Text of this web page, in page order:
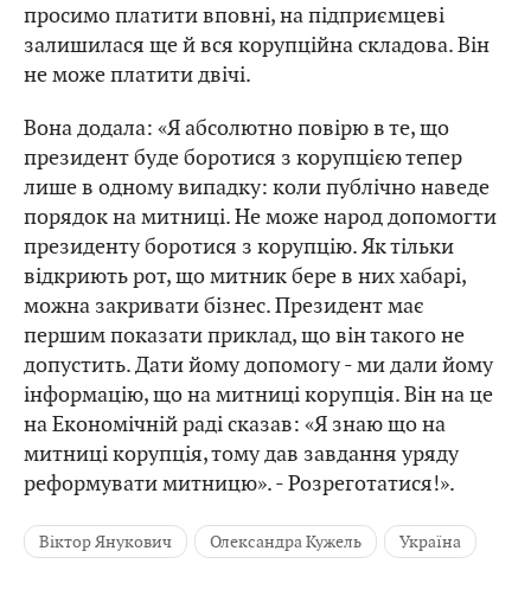
просимо платити вповні, на підприємцеві
залишилася ще й вся корупційна складова. Він
не може платити двічі.
Вона додала: «Я абсолютно повірю в те, що
президент буде боротися з корупцією тепер
лише в одному випадку: коли публічно наведе
порядок на митниці. Не може народ допомогти
президенту боротися з корупцію. Як тільки
відкриють рот, що митник бере в них хабарі,
можна закривати бізнес. Президент має
першим показати приклад, що він такого не
допустить. Дати йому допомогу - ми дали йому
інформацію, що на митниці корупція. Він на це
на Економічній раді сказав: «Я знаю що на
митниці корупція, тому дав завдання уряду
реформувати митницю». - Розреготатися!».
Віктор Янукович Олександра Кужель Україна